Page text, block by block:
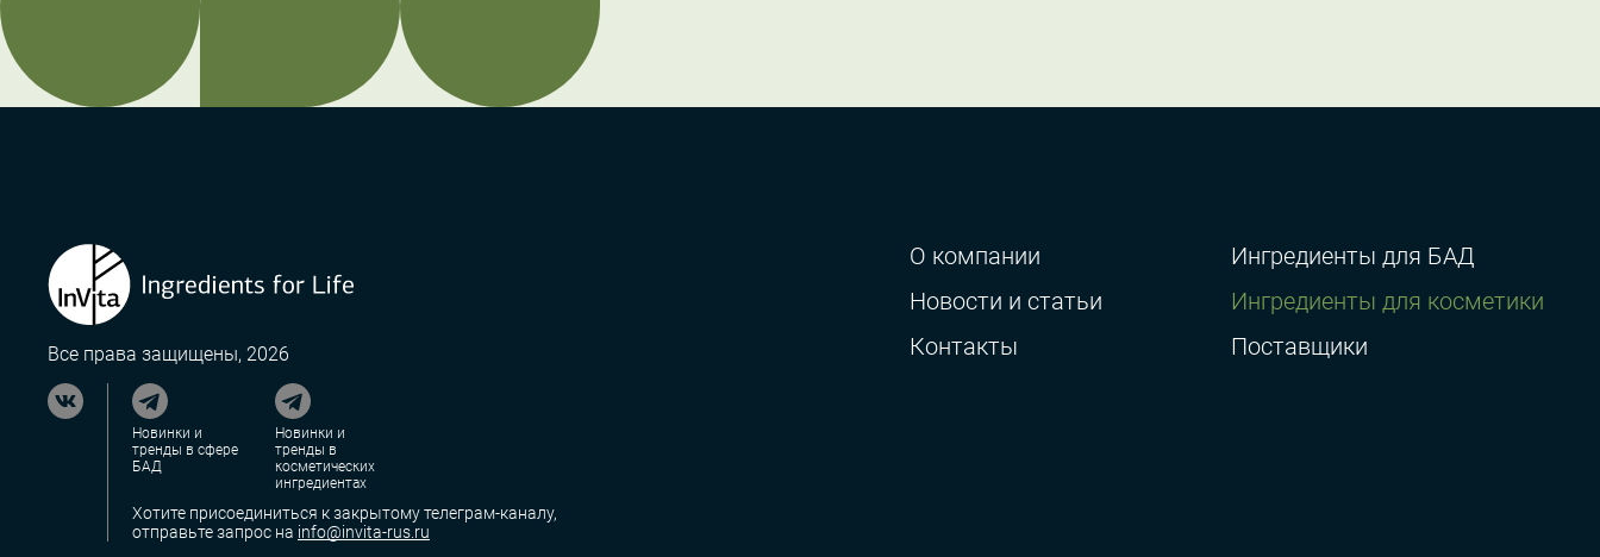
Новинки и
тренды в сфере
БАД
Новинки и
тренды в
косметических
ингредиентах
Хотите присоединиться к закрытому телеграм-каналу,
отправьте запрос на info@invita-rus.ru
О компании
Новости и статьи
Контакты
Ингредиенты для БАД
Ингредиенты для косметики
Поставщики
Все права защищены, 2026